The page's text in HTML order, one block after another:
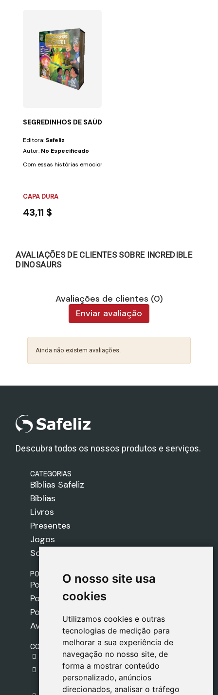
O nosso site usa
cookies
Utilizamos cookies e outras
tecnologias de medição para
melhorar a sua experiência de
navegação no nosso site, de
forma a mostrar conteúdo
personalizado, anúncios
direcionados, analisar o tráfego
O nosso site usa
cookies
Utilizamos cookies e outras
tecnologias de medição para
melhorar a sua experiência de
navegação no nosso site, de
forma a mostrar conteúdo
personalizado, anúncios
direcionados, analisar o tráfego
SEGREDINHOS DE SAÚDE - NOVIDADE
Editora:Safeliz
Autor: No Especificado
Com essas histórias emocionantes, as crianças aprenderão a cuidar
CAPA DURA
43,11 $
AVALIAÇÕES DE CLIENTES SOBRE INCREDIBLE
DINOSAURS
Avaliações de clientes (0)
Enviar avaliação
Ainda não existem avaliações.
Descubra todos os nossos produtos e serviços.
CATEGORIAS
Bíblias Safeliz
Bíblias
Livros
Presentes
Jogos
Sobre nós
POLÍTICAS
Política de Envios
Política de Cookies
Política de Privacidade
Aviso Legal
CONTACTO
gestion@safeliz.com
C. del Pradillo, 6, 28770 Colmenar Viejo,
Madrid